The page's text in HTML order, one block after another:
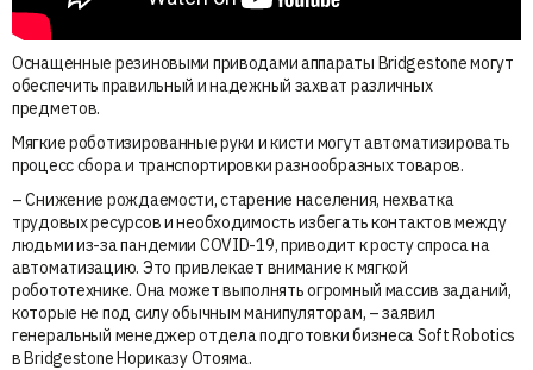
Оснащенные резиновыми приводами аппараты Bridgestone могут
обеспечить правильный и надежный захват различных
предметов.
Мягкие роботизированные руки и кисти могут автоматизировать
процесс сбора и транспортировки разнообразных товаров.
– Снижение рождаемости, старение населения, нехватка
трудовых ресурсов и необходимость избегать контактов между
людьми из-за пандемии COVID-19, приводит к росту спроса на
автоматизацию. Это привлекает внимание к мягкой
робототехнике. Она может выполнять огромный массив заданий,
которые не под силу обычным манипуляторам, – заявил
генеральный менеджер отдела подготовки бизнеса Soft Robotics
в Bridgestone Нориказу Отояма.